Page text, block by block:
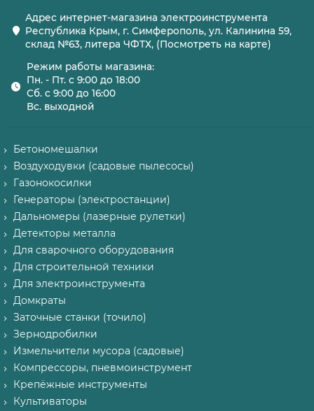
Адрес интернет-магазина электроинструмента
Республика Крым, г. Симферополь, ул. Калинина 59,
склад №63, литера ЧФТХ, (Посмотреть на карте)
Режим работы магазина:
Пн. - Пт. с 9:00 до 18:00
Сб. с 9:00 до 16:00
Вс. выходной
Бетономешалки
Воздуходувки (садовые пылесосы)
Газонокосилки
Генераторы (электростанции)
Дальномеры (лазерные рулетки)
Детекторы металла
Для сварочного оборудования
Для строительной техники
Для электроинструмента
Домкраты
Заточные станки (точило)
Зернодробилки
Измельчители мусора (садовые)
Компрессоры, пневмоинструмент
Крепёжные инструменты
Культиваторы